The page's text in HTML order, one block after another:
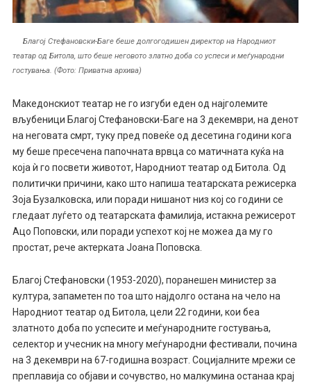
Благој Стефановски-Баге беше долгогодишен директор на Народниот
театар од Битола, што беше неговото златно доба со успеси и меѓународни
гостувања. (Фото: Приватна архива)
Македонскиот театар не го изгуби еден од најголемите
вљубеници Благој Стефановски-Баге на 3 декември, на денот
на неговата смрт, туку пред повеќе од десетина години кога
му беше пресечена папочната врвца со матичната куќа на
која ѝ го посвети животот, Народниот театар од Битола. Од
политички причини, како што напиша театарската режисерка
Зоја Бузалковска, или поради нишанот низ кој со години се
гледаат луѓето од театарската фамилија, истакна режисерот
Ацо Поповски, или поради успехот кој не можеа да му го
простат, рече актерката Јоана Поповска.
Благој Стефановски (1953-2020), поранешен министер за
култура, запаметен по тоа што најдолго остана на чело на
Народниот театар од Битола, цели 22 години, кои беа
златното доба по успесите и меѓународните гостувања,
селектор и учесник на многу меѓународни фестивали, почина
на 3 декември на 67-годишна возраст. Социјалните мрежи се
преплавија со објави и сочувство, но малкумина останаа крај